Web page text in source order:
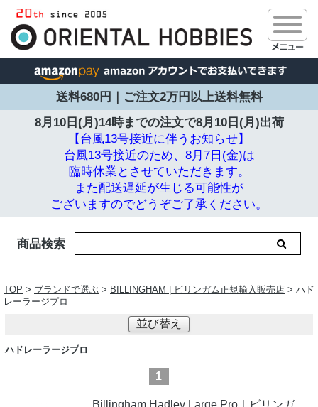
送料680円｜ご注文2万円以上送料無料
8月10日(月)14時までの注文で8月10日(月)出荷
【台風13号接近に伴うお知らせ】
台風13号接近のため、8月7日(金)は
臨時休業とさせていただきます。
また配送遅延が生じる可能性が
ございますのでどうぞご了承ください。
商品検索
TOP > ブランドで選ぶ > BILLINGHAM | ビリンガム正規輸入販売店 > ハド
レーラージプロ
並び替え
ハドレーラージプロ
1
Billingham Hadley Large Pro｜ビリンガ